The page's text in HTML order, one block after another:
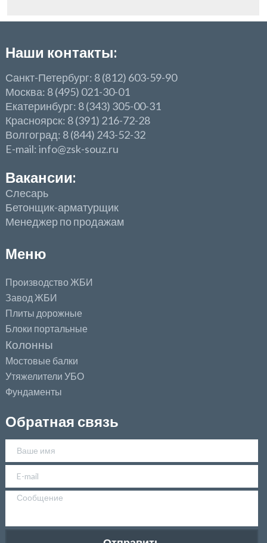
Наши контакты:
Санкт-Петербург: 8 (812) 603-59-90
Москва: 8 (495) 021-30-01
Екатеринбург: 8 (343) 305-00-31
Красноярск: 8 (391) 216-72-28
Волгоград: 8 (844) 243-52-32
E-mail: info@zsk-souz.ru
Вакансии:
Слесарь
Бетонщик-арматурщик
Менеджер по продажам
Меню
Производство ЖБИ
Завод ЖБИ
Плиты дорожные
Блоки портальные
Колонны
Мостовые балки
Утяжелители УБО
Фундаменты
Обратная связь